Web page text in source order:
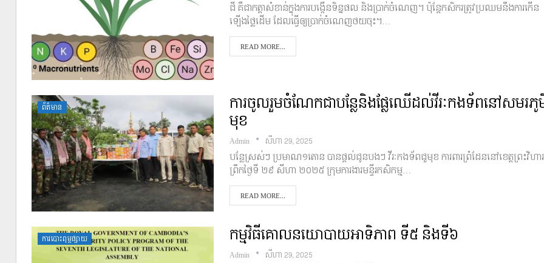
ជី គឺជាកត្តាសំខាន់ក្នុងការបង្កើនទិន្នផល និងប្រាក់ចំណេញ។ ប៉ុន្តែកសិករត្រូវប្រឈមនឹងការកើន
ឡើងថ្លៃដើម ដែលធ្វើឲ្យប្រាក់ចំណេញថយចុះ។…
READ MORE...
ព័ត៌មាន ការចូលរួមចំណែកជាបន្លែនិងផ្លែឈើដល់វីរៈកងទ័ពនៅសមរ
មុខ
Admin សីហា 29, 2025
បន្លែស្រស់ៗ ប្រមាណ១តោន បានផ្តល់ជូនបងៗ វីរៈកងទ័ពជួមុខ ការពារព្រំដែននៅខេត្តព្រះវិហា
ព្រឹកថ្ងៃទី ២៩ សីហា ២០២៥ ក្រុមការងារមន្ទីរកសិកម្ម…
READ MORE...
ការបោះពុម្ពផ្សាយ កម្មវិធីគោលនយោបាយអាទិភាព ទី៥ និងទី៦
Admin សីហា 29, 2025